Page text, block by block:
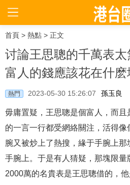
首頁 > 熱點 > 正文
讨論王思聰的千萬表太
富人的錢應該花在什麽
熱門 2023-05-30 15:26:07 孫玉良
毋庸置疑，王思聰是個富人，而且
的一言一行都受網絡關注，活得
腕又被炒上了熱搜，緣于手腕上那
手腕上。于是有人猜疑，那塊限
2000萬的名貴表是王思聰借的，他